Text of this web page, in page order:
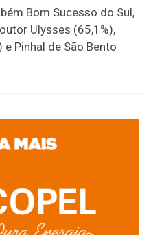
Bom Sucesso do Sul,
Ulysses (65,1%),
Pinhal de São Bento